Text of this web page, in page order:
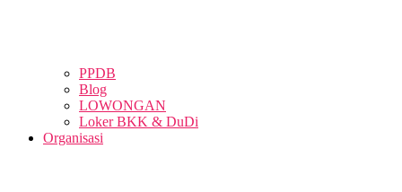
PPDB
Blog
LOWONGAN
Loker BKK & DuDi
Organisasi